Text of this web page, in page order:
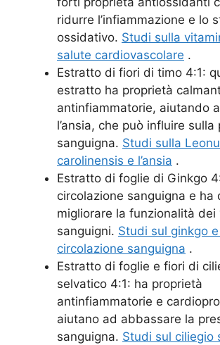
ridurre l’infiammazione e lo
ossidativo. Studi sulla
salute cardiovascolare .
Estratto di fiori di timo 4:1:
estratto ha proprietà
antinfiammatorie, aiutando
l’ansia, che può influire sulla
sanguigna. Studi sulla
carolinensis e l’ansia .
Estratto di foglie di Ginkgo
circolazione sanguigna e ha
migliorare la funzionalità dei
sanguigni. Studi sul ginkgo
circolazione sanguigna .
Estratto di foglie e fiori di
selvatico 4:1: ha proprietà
antinfiammatorie e
aiutano ad abbassare la
sanguigna. Studi sul ciliegio